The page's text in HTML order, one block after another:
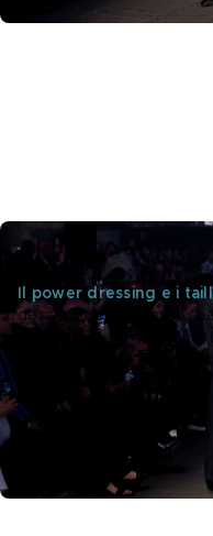
Gucci Cruise 2027 – Credits
Il power dressing e i
gessato doppiopetto
sciancrate a un bottone.
oltre. E presto lo